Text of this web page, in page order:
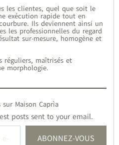
les clientes, quel que soit le
exécution rapide tout en
Ils deviennent ainsi un
les professionnelles du regard
sur-mesure, homogène et
réguliers, maîtrisés et
morphologie.
Maison Caprìa
posts sent to your email.
ABONNEZ-VOUS